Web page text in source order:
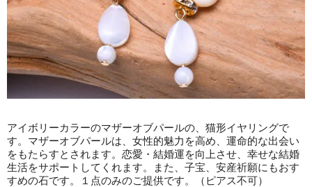
アイボリーカラーのマザーオブパールの、猫形イヤリングで
す。マザーオブパールは、女性的魅力を高め、運命的な出会い
をもたらすとされます。恋愛・結婚運を向上させ、幸せな結婚
生活をサポートしてくれます。また、子宝、安産祈願にもおす
すめの石です。１点のみのご提供です。（ピアス不可）